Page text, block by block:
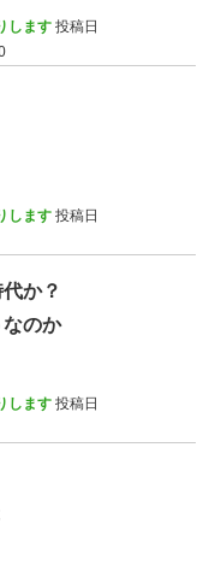
します 投稿日
します 投稿日
か？
のか
します 投稿日